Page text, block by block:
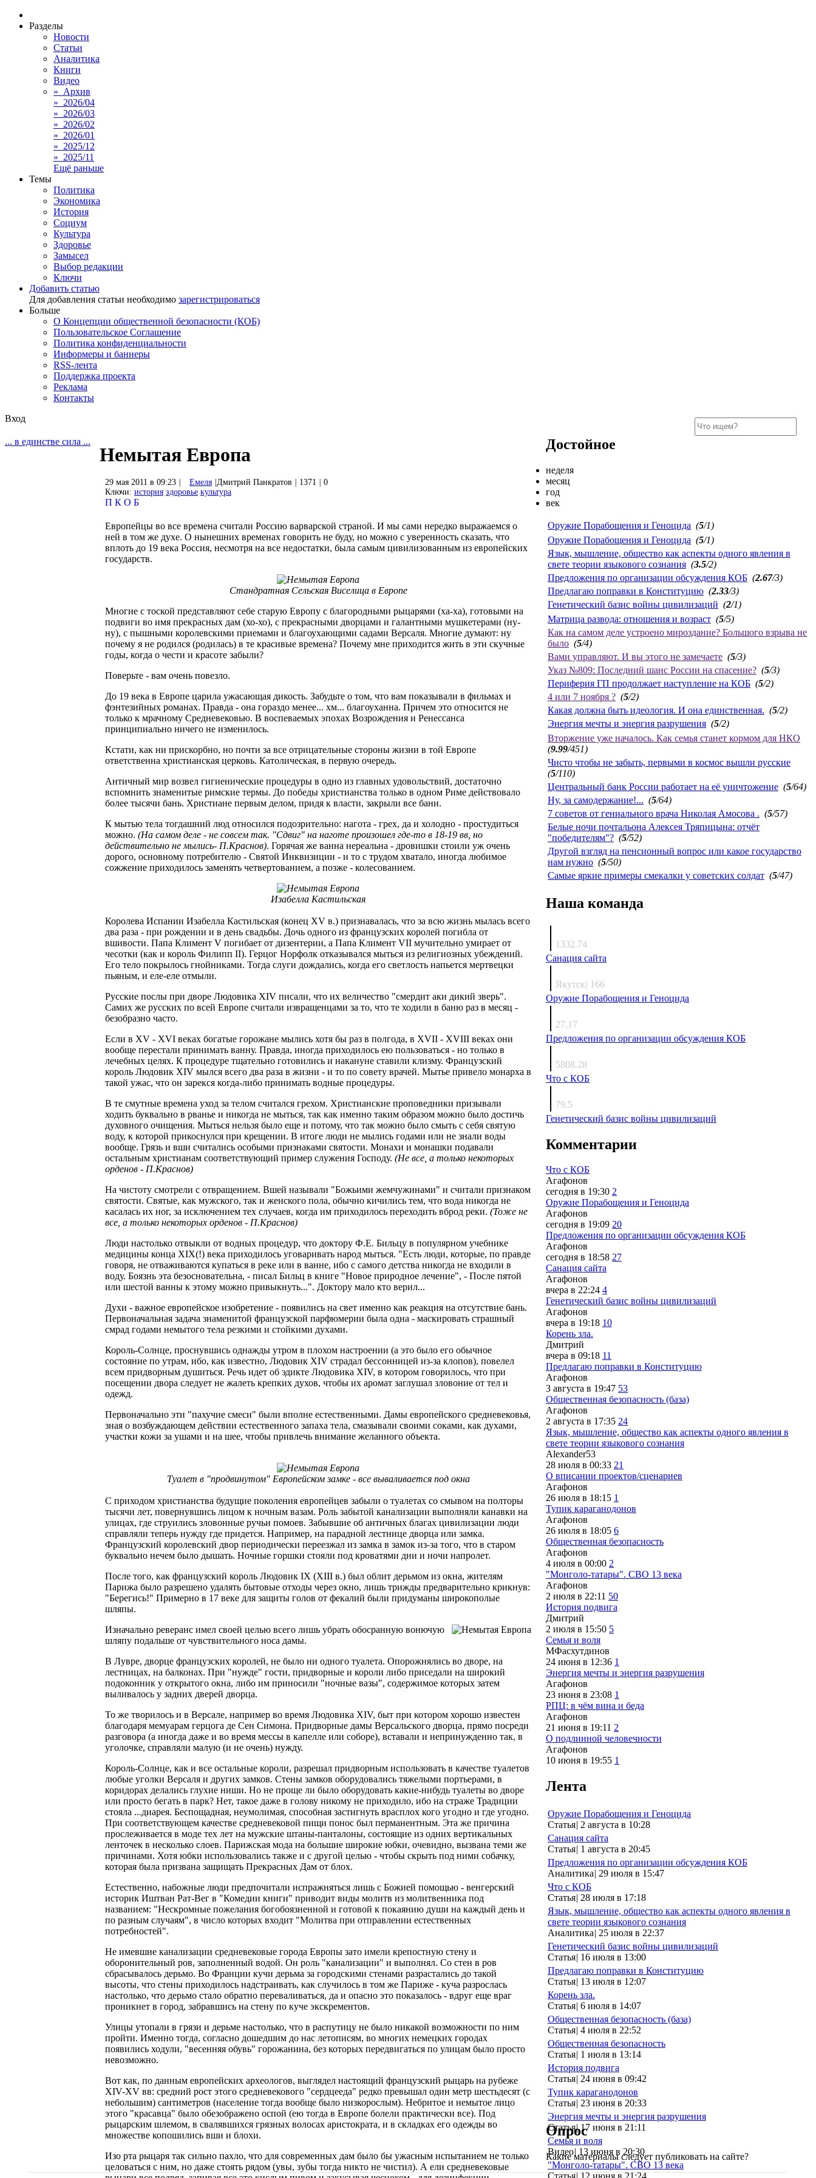
Разделы
Новости
Статьи
Аналитика
Книги
Видео
» Архив
» 2026/04
» 2026/03
» 2026/02
» 2026/01
» 2025/12
» 2025/11
Ещё раньше
Темы
Политика
Экономика
История
Социум
Культура
Здоровье
Замысел
Выбор редакции
Ключи
Добавить статью
Для добавления статьи необходимо зарегистрироваться
Больше
О Концепции общественной безопасности (КОБ)
Пользовательское Соглашение
Политика конфиденциальности
Информеры и баннеры
RSS-лента
Поддержка проекта
Реклама
Контакты
Вход
... в единстве сила ...
Немытая Европа
29 мая 2011 в 09:23 Емеля Дмитрий Панкратов 1371
0
Ключи: история здоровье культура
П К О Б
Европейцы во все времена считали Россию варварской страной. И мы сами нередко выражаемся о
ней в том же духе. О нынешних временах говорить не буду, но можно с уверенность сказать, что
вплоть до 19 века Россия, несмотря на все недостатки, была самым цивилизованным из европейских
государств.
Стандратная Сельская Виселица в Европе
Многие с тоской представляют себе старую Европу с благородными рыцарями (ха-ха), готовыми на
подвиги во имя прекрасных дам (хо-хо), с прекрасными дворцами и галантными мушкетерами (ну-
ну), с пышными королевскими приемами и благоухающими садами Версаля. Многие думают: ну
почему я не родился (родилась) в те красивые времена? Почему мне приходится жить в эти скучные
годы, когда о чести и красоте забыли?
Поверьте - вам очень повезло.
До 19 века в Европе царила ужасающая дикость. Забудьте о том, что вам показывали в фильмах и
фэнтезийных романах. Правда - она гораздо менее... хм... благоуханна. Причем это относится не
только к мрачному Средневековью. В воспеваемых эпохах Возрождения и Ренессанса
принципиально ничего не изменилось.
Кстати, как ни прискорбно, но почти за все отрицательные стороны жизни в той Европе
ответственна христианская церковь. Католическая, в первую очередь.
Античный мир возвел гигиенические процедуры в одно из главных удовольствий, достаточно
вспомнить знаменитые римские термы. До победы христианства только в одном Риме действовало
более тысячи бань. Христиане первым делом, придя к власти, закрыли все бани.
К мытью тела тогдашний люд относился подозрительно: нагота - грех, да и холодно - простудиться
можно. (На самом деле - не совсем так. "Сдвиг" на наготе произошел где-то в 18-19 вв, но
действительно не мылись- П.Краснов). Горячая же ванна нереальна - дровишки стоили уж очень
дорого, основному потребителю - Святой Инквизиции - и то с трудом хватало, иногда любимое
сожжение приходилось заменять четвертованием, а позже - колесованием.
Изабелла Кастильская
Королева Испании Изабелла Кастильская (конец XV в.) признавалась, что за всю жизнь мылась всего
два раза - при рождении и в день свадьбы. Дочь одного из французских королей погибла от
вшивости. Папа Климент V погибает от дизентерии, а Папа Климент VII мучительно умирает от
чесотки (как и король Филипп II). Герцог Норфолк отказывался мыться из религиозных убеждений.
Его тело покрылось гнойниками. Тогда слуги дождались, когда его светлость напьется мертвецки
пьяным, и еле-еле отмыли.
Русские послы при дворе Людовика XIV писали, что их величество "смердит аки дикий зверь".
Самих же русских по всей Европе считали извращенцами за то, что те ходили в баню раз в месяц -
безобразно часто.
Если в ХV - ХVI веках богатые горожане мылись хотя бы раз в полгода, в ХVII - ХVIII веках они
вообще перестали принимать ванну. Правда, иногда приходилось ею пользоваться - но только в
лечебных целях. К процедуре тщательно готовились и накануне ставили клизму. Французский
король Людовик ХIV мылся всего два раза в жизни - и то по совету врачей. Мытье привело монарха в
такой ужас, что он зарекся когда-либо принимать водные процедуры.
В те смутные времена уход за телом считался грехом. Христианские проповедники призывали
ходить буквально в рванье и никогда не мыться, так как именно таким образом можно было достичь
духовного очищения. Мыться нельзя было еще и потому, что так можно было смыть с себя святую
воду, к которой прикоснулся при крещении. В итоге люди не мылись годами или не знали воды
вообще. Грязь и вши считались особыми признаками святости. Монахи и монашки подавали
остальным христианам соответствующий пример служения Господу. (Не все, а только некоторых
орденов - П.Краснов)
На чистоту смотрели с отвращением. Вшей называли "Божьими жемчужинами" и считали признаком
святости. Святые, как мужского, так и женского пола, обычно кичились тем, что вода никогда не
касалась их ног, за исключением тех случаев, когда им приходилось переходить вброд реки. (Тоже не
все, а только некоторых орденов - П.Краснов)
Люди настолько отвыкли от водных процедур, что доктору Ф.Е. Бильцу в популярном учебнике
медицины конца XIX(!) века приходилось уговаривать народ мыться. "Есть люди, которые, по правде
говоря, не отваживаются купаться в реке или в ванне, ибо с самого детства никогда не входили в
воду. Боязнь эта безосновательна, - писал Бильц в книге "Новое природное лечение", - После пятой
или шестой ванны к этому можно привыкнуть...". Доктору мало кто верил...
Духи - важное европейское изобретение - появились на свет именно как реакция на отсутствие бань.
Первоначальная задача знаменитой французской парфюмерии была одна - маскировать страшный
смрад годами немытого тела резкими и стойкими духами.
Король-Солнце, проснувшись однажды утром в плохом настроении (а это было его обычное
состояние по утрам, ибо, как известно, Людовик XIV страдал бессонницей из-за клопов), повелел
всем придворным душиться. Речь идет об эдикте Людовика XIV, в котором говорилось, что при
посещении двора следует не жалеть крепких духов, чтобы их аромат заглушал зловоние от тел и
одежд.
Первоначально эти "пахучие смеси" были вполне естественными. Дамы европейского средневековья,
зная о возбуждающем действии естественного запаха тела, смазывали своими соками, как духами,
участки кожи за ушами и на шее, чтобы привлечь внимание желанного объекта.
Туалет в "продвинутом" Европейском замке - все вываливается под окна
С приходом христианства будущие поколения европейцев забыли о туалетах со смывом на полторы
тысячи лет, повернувшись лицом к ночным вазам. Роль забытой канализации выполняли канавки на
улицах, где струились зловонные ручьи помоев. Забывшие об античных благах цивилизации люди
справляли теперь нужду где придется. Например, на парадной лестнице дворца или замка.
Французский королевский двор периодически переезжал из замка в замок из-за того, что в старом
буквально нечем было дышать. Ночные горшки стояли под кроватями дни и ночи напролет.
После того, как французский король Людовик IX (ХIII в.) был облит дерьмом из окна, жителям
Парижа было разрешено удалять бытовые отходы через окно, лишь трижды предварительно крикнув:
"Берегись!" Примерно в 17 веке для защиты голов от фекалий были придуманы широкополые
шляпы.
Изначально реверанс имел своей целью всего лишь убрать обосранную вонючую
шляпу подальше от чувствительного носа дамы.
В Лувре, дворце французских королей, не было ни одного туалета. Опорожнялись во дворе, на
лестницах, на балконах. При "нужде" гости, придворные и короли либо приседали на широкий
подоконник у открытого окна, либо им приносили "ночные вазы", содержимое которых затем
выливалось у задних дверей дворца.
То же творилось и в Версале, например во время Людовика XIV, быт при котором хорошо известен
благодаря мемуарам герцога де Сен Симона. Придворные дамы Версальского дворца, прямо посреди
разговора (а иногда даже и во время мессы в капелле или соборе), вставали и непринужденно так, в
уголочке, справляли малую (и не очень) нужду.
Король-Солнце, как и все остальные короли, разрешал придворным использовать в качестве туалетов
любые уголки Версаля и других замков. Стены замков оборудовались тяжелыми портьерами, в
коридорах делались глухие ниши. Но не проще ли было оборудовать какие-нибудь туалеты во дворе
или просто бегать в парк? Нет, такое даже в голову никому не приходило, ибо на страже Традиции
стояла ...диарея. Беспощадная, неумолимая, способная застигнуть врасплох кого угодно и где угодно.
При соответствующем качестве средневековой пищи понос был перманентным. Эта же причина
прослеживается в моде тех лет на мужские штаны-панталоны, состоящие из одних вертикальных
ленточек в несколько слоев. Парижская мода на большие широкие юбки, очевидно, вызвана теми же
причинами. Хотя юбки использовались также и с другой целью - чтобы скрыть под ними собачку,
которая была призвана защищать Прекрасных Дам от блох.
Естественно, набожные люди предпочитали испражняться лишь с Божией помощью - венгерский
историк Иштван Рат-Вег в "Комедии книги" приводит виды молитв из молитвенника под
названием: "Нескромные пожелания богобоязненной и готовой к покаянию души на каждый день и
по разным случаям", в число которых входит "Молитва при отправлении естественных
потребностей".
Не имевшие канализации средневековые города Европы зато имели крепостную стену и
оборонительный ров, заполненный водой. Он роль "канализации" и выполнял. Со стен в ров
сбрасывалось дерьмо. Во Франции кучи дерьма за городскими стенами разрастались до такой
высоты, что стены приходилось надстраивать, как случилось в том же Париже - куча разрослась
настолько, что дерьмо стало обратно переваливаться, да и опасно это показалось - вдруг еще враг
проникнет в город, забравшись на стену по куче экскрементов.
Улицы утопали в грязи и дерьме настолько, что в распутицу не было никакой возможности по ним
пройти. Именно тогда, согласно дошедшим до нас летописям, во многих немецких городах
появились ходули, "весенняя обувь" горожанина, без которых передвигаться по улицам было просто
невозможно.
Вот как, по данным европейских археологов, выглядел настоящий французский рыцарь на рубеже
XIV-XV вв: средний рост этого средневекового "сердцееда" редко превышал один метр шестьдесят (с
небольшим) сантиметров (население тогда вообще было низкорослым). Небритое и немытое лицо
этого "красавца" было обезображено оспой (ею тогда в Европе болели практически все). Под
рыцарским шлемом, в свалявшихся грязных волосах аристократа, и в складках его одежды во
множестве копошились вши и блохи.
Изо рта рыцаря так сильно пахло, что для современных дам было бы ужасным испытанием не только
целоваться с ним, но даже стоять рядом (увы, зубы тогда никто не чистил). А ели средневековые
Достойное
неделя
месяц
год
век
Оружие Порабощения и Геноцида (5/1)
Оружие Порабощения и Геноцида (5/1)
Язык, мышление, общество как аспекты одного явления в
свете теории языкового сознания (3.5/2)
Предложения по организации обсуждения КОБ (2.67/3)
Предлагаю поправки в Конституцию (2.33/3)
Генетический базис войны цивилизаций (2/1)
Матрица развода: отношения и возраст (5/5)
Как на самом деле устроено мироздание? Большого взрыва не
было (5/4)
Вами управляют. И вы этого не замечаете (5/3)
Указ №809: Последний шанс России на спасение? (5/3)
Периферия ГП продолжает наступление на КОБ (5/2)
4 или 7 ноября ? (5/2)
Какая должна быть идеология. И она единственная. (5/2)
Энергия мечты и энергия разрушения (5/2)
Вторжение уже началось. Как семья станет кормом для НКО
(9.99/451)
Чисто чтобы не забыть, первыми в космос вышли русские
(5/110)
Центральный банк России работает на её уничтожение (5/64)
Ну, за самодержание!... (5/64)
7 советов от гениального врача Николая Амосова . (5/57)
Белые ночи почтальона Алексея Тряпицына: отчёт
"победителям"? (5/52)
Другой взгляд на пенсионный вопрос или какое государство
нам нужно (5/50)
Самые яркие примеры смекалки у советских солдат (5/47)
Наша команда
1332.74
Санация сайта
Якутск| 166
Оружие Порабощения и Геноцида
27.17
Предложения по организации обсуждения КОБ
5808.28
Что с КОБ
79.5
Генетический базис войны цивилизаций
Комментарии
Что с КОБ
Агафонов
сегодня в 19:30 2
Оружие Порабощения и Геноцида
Агафонов
сегодня в 19:09 20
Предложения по организации обсуждения КОБ
Агафонов
сегодня в 18:58 27
Санация сайта
Агафонов
вчера в 22:24 4
Генетический базис войны цивилизаций
Агафонов
вчера в 19:18 10
Корень зла.
Дмитрий
вчера в 09:18 11
Предлагаю поправки в Конституцию
Агафонов
3 августа в 19:47 53
Общественная безопасность (база)
Агафонов
2 августа в 17:35 24
Язык, мышление, общество как аспекты одного явления в
свете теории языкового сознания
Alexander53
28 июля в 00:33 21
О вписании проектов/сценариев
Агафонов
26 июля в 18:15 1
Тупик караганодонов
Агафонов
26 июля в 18:05 6
Общественная безопасность
Агафонов
4 июля в 00:00 2
"Монголо-татары". СВО 13 века
Агафонов
2 июля в 22:11 50
История подвига
Дмитрий
2 июля в 15:50 5
Семья и воля
МФасхутдинов
24 июня в 12:36 1
Энергия мечты и энергия разрушения
Агафонов
23 июня в 23:08 1
РПЦ: в чём вина и беда
Агафонов
21 июня в 19:11 2
О подлинной человечности
Агафонов
10 июня в 19:55 1
Лента
Оружие Порабощения и Геноцида
Статья| 2 августа в 10:28
Санация сайта
Статья| 1 августа в 20:45
Предложения по организации обсуждения КОБ
Аналитика| 29 июля в 15:47
Что с КОБ
Статья| 28 июля в 17:18
Язык, мышление, общество как аспекты одного явления в
свете теории языкового сознания
Аналитика| 25 июля в 22:37
Генетический базис войны цивилизаций
Статья| 16 июля в 13:00
Предлагаю поправки в Конституцию
Статья| 13 июля в 12:07
Корень зла.
Статья| 6 июля в 14:07
Общественная безопасность (база)
Статья| 4 июля в 22:52
Общественная безопасность
Статья| 1 июля в 13:14
История подвига
Статья| 24 июня в 09:42
Тупик караганодонов
Статья| 23 июня в 20:33
Энергия мечты и энергия разрушения
Статья| 17 июня в 21:11
Семья и воля
Видео| 13 июня в 20:30
"Монголо-татары". СВО 13 века
Опрос
Какие материалы следует публиковать на сайте?